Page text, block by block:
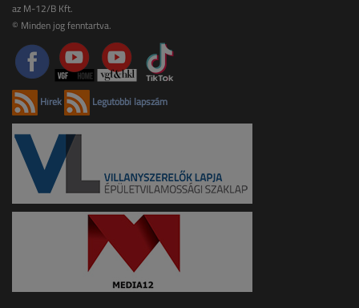
az M-12/B Kft.
© Minden jog fenntartva.
Hírek Legutóbbi lapszám